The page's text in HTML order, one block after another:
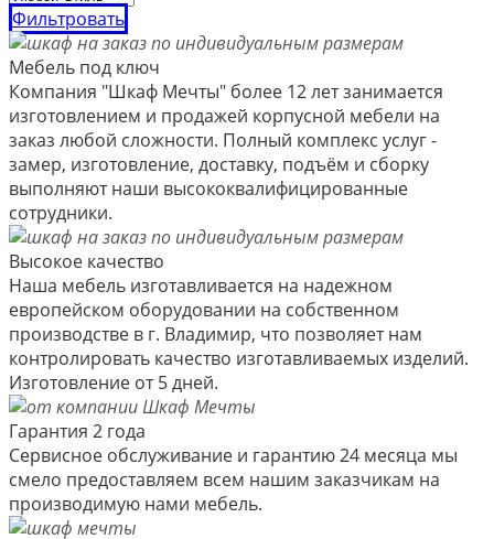
Фильтровать
Мебель под ключ
Компания "Шкаф Мечты" более 12 лет занимается
изготовлением и продажей корпусной мебели на
заказ любой сложности. Полный комплекс услуг -
замер, изготовление, доставку, подъём и сборку
выполняют наши высококвалифицированные
сотрудники.
Высокое качество
Наша мебель изготавливается на надежном
европейском оборудовании на собственном
производстве в г. Владимир, что позволяет нам
контролировать качество изготавливаемых изделий.
Изготовление от 5 дней.
Гарантия 2 года
Сервисное обслуживание и гарантию 24 месяца мы
смело предоставляем всем нашим заказчикам на
производимую нами мебель.